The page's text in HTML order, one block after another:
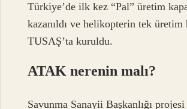
Türkiye’de ilk kez “Pal” üretim
kazanıldı ve helikopterin tek üretim
TUSAŞ’ta kuruldu.
ATAK nerenin malı?
Savunma Sanayii Başkanlığı